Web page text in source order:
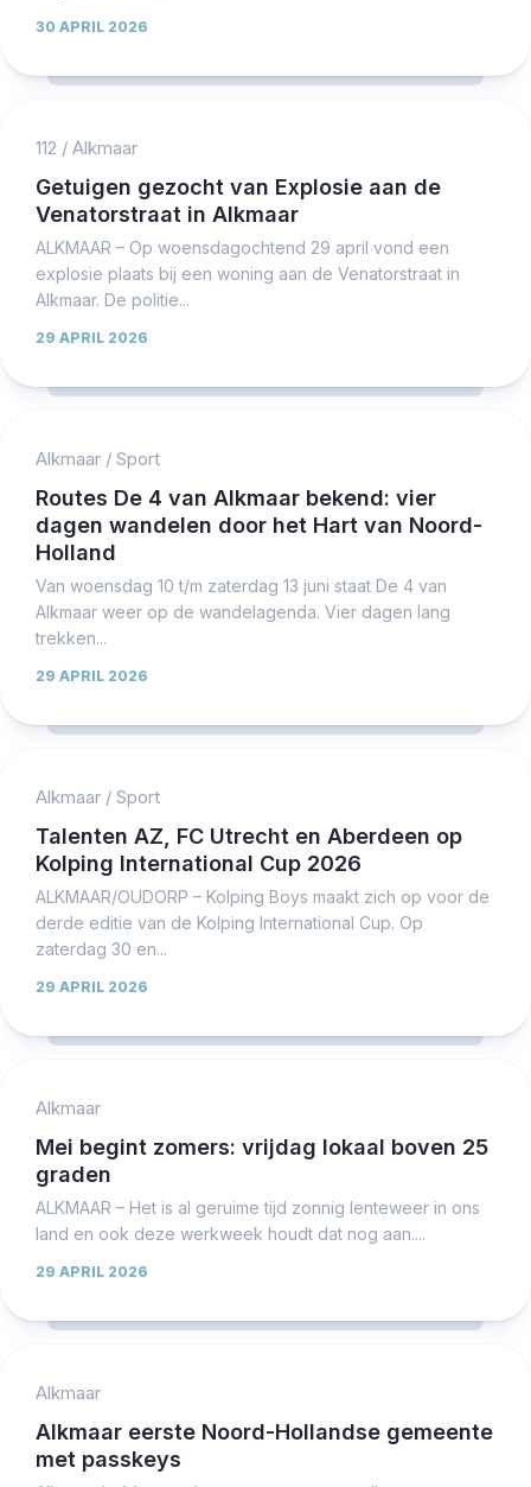
30 APRIL 2026
112 / Alkmaar
Getuigen gezocht van Explosie aan de
Venatorstraat in Alkmaar
ALKMAAR – Op woensdagochtend 29 april vond een
explosie plaats bij een woning aan de Venatorstraat in
Alkmaar. De politie...
29 APRIL 2026
Alkmaar / Sport
Routes De 4 van Alkmaar bekend: vier
dagen wandelen door het Hart van Noord-
Holland
Van woensdag 10 t/m zaterdag 13 juni staat De 4 van
Alkmaar weer op de wandelagenda. Vier dagen lang
trekken...
29 APRIL 2026
Alkmaar / Sport
Talenten AZ, FC Utrecht en Aberdeen op
Kolping International Cup 2026
ALKMAAR/OUDORP – Kolping Boys maakt zich op voor de
derde editie van de Kolping International Cup. Op
zaterdag 30 en...
29 APRIL 2026
Alkmaar
Mei begint zomers: vrijdag lokaal boven 25
graden
ALKMAAR – Het is al geruime tijd zonnig lenteweer in ons
land en ook deze werkweek houdt dat nog aan....
29 APRIL 2026
Alkmaar
Alkmaar eerste Noord-Hollandse gemeente
met passkeys